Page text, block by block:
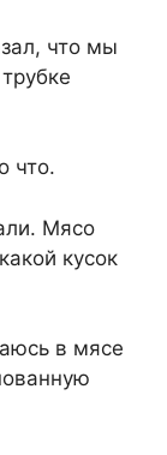
что мы
что.
Мясо
кусок
в мясе